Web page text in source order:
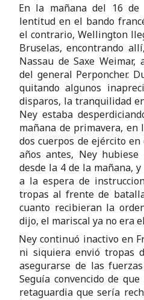
En la mañana del 16
lentitud en el bando
el contrario, Wellington
Bruselas, encontrando
Nassau de Saxe
del general Perponcher.
quitando algunos
disparos, la tranquilidad
Ney estaba
mañana de primavera, en
dos cuerpos de ejército
años antes, Ney
desde la 4 de la mañana,
a la espera de
tropas al frente de
cuanto recibieran la
dijo, el mariscal ya no era
Ney continuó inactivo en
ni siquiera envió tropas
asegurarse de las
Seguía convencido de
retaguardia que sería